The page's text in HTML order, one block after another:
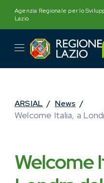
content
Agenzia Regionale per lo
Lazio
ARSIAL / News /
Welcome Italia, a
Welcome